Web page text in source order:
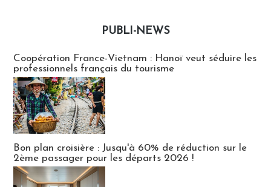
PUBLI-NEWS
Coopération France-Vietnam : Hanoï veut séduire les
professionnels français du tourisme
Bon plan croisière : Jusqu'à 60% de réduction sur le
2ème passager pour les départs 2026 !